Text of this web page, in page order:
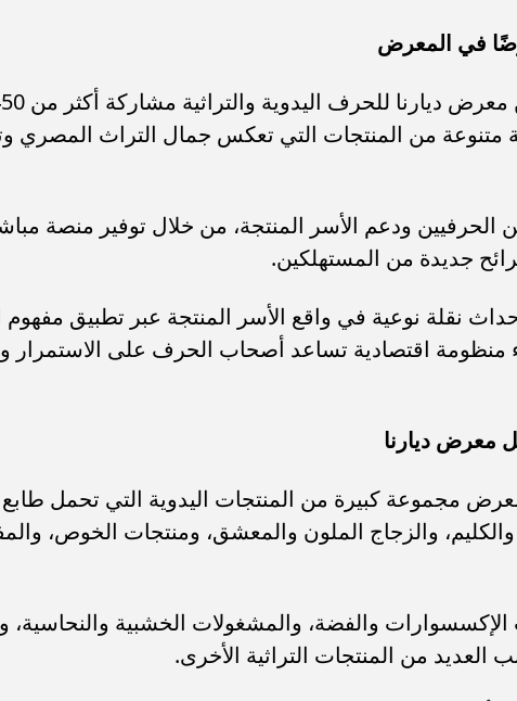
من المنتجات التي تعكس جمال التراث المصري
ودعم الأسر المنتجة، من خلال توفير منصة
جديدة من المستهلكين.
نقلة نوعية في واقع الأسر المنتجة عبر تطبيق مفهوم
منظومة اقتصادية تساعد أصحاب الحرف على الاستمرار
معرض ديارنا
مجموعة كبيرة من المنتجات اليدوية التي تحمل طابع
والزجاج الملون والمعشق، ومنتجات الخوص،
والفضة، والمشغولات الخشبية والنحاسية،
العديد من المنتجات التراثية الأخرى.